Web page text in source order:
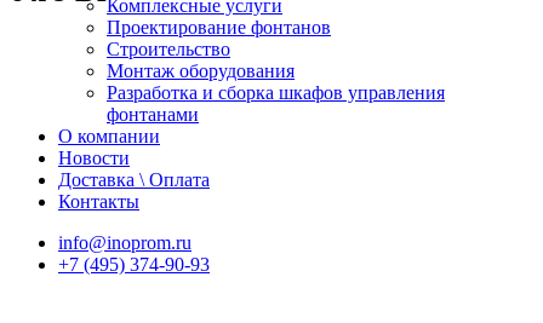
Комплексные услуги
Проектирование фонтанов
Строительство
Монтаж оборудования
Разработка и сборка шкафов управления
фонтанами
О компании
Новости
Доставка \ Оплата
Контакты
info@inoprom.ru
+7 (495) 374-90-93